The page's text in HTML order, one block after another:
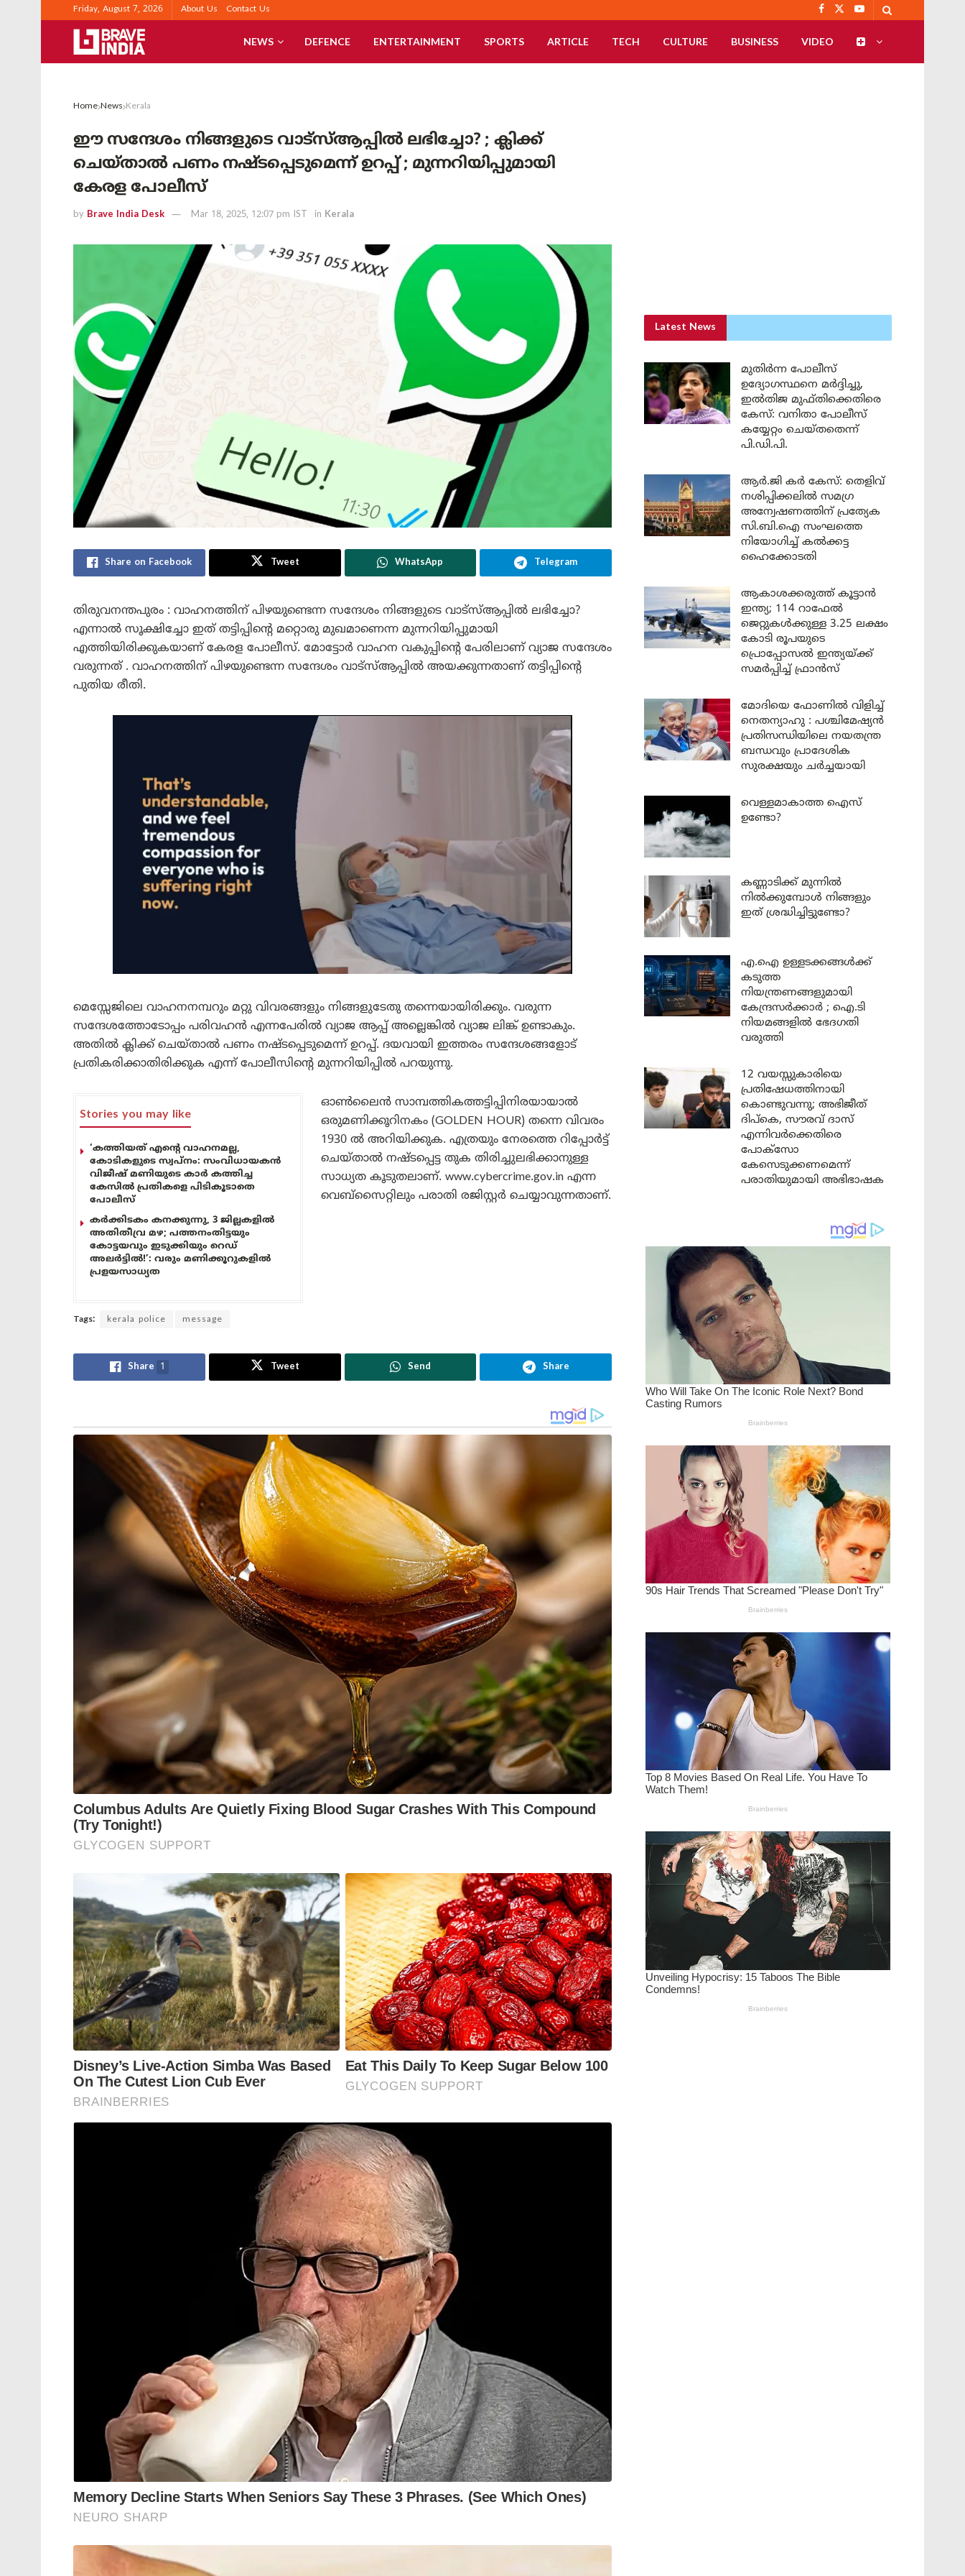
Friday, August 7, 2026 About Us Contact Us
NEWS DEFENCE ENTERTAINMENT SPORTS ARTICLE TECH CULTURE BUSINESS VIDEO
Home News Kerala
ഈ സന്ദേശം നിങ്ങളുടെ വാട്‌സ്ആപ്പിൽ ലഭിച്ചോ? ; ക്ലിക്ക്
ചെയ്താൽ പണം നഷ്ടപ്പെടുമെന്ന് ഉറപ്പ് ; മുന്നറിയിപ്പുമായി
കേരള പോലീസ്
by Brave India Desk Mar 18, 2025, 12:07 pm IST in Kerala
Share on Facebook Tweet WhatsApp Telegram
തിരുവനന്തപുരം : വാഹനത്തിന് പിഴയുണ്ടെന്ന സന്ദേശം നിങ്ങളുടെ വാട്‌സ്ആപ്പിൽ ലഭിച്ചോ?
എന്നാൽ സൂക്ഷിച്ചോ ഇത് തട്ടിപ്പിന്റെ മറ്റൊരു മുഖമാണെന്ന മുന്നറിയിപ്പുമായി
എത്തിയിരിക്കുകയാണ് കേരള പോലീസ്. മോട്ടോർ വാഹന വകുപ്പിന്റെ പേരിലാണ് വ്യാജ സന്ദേശം
വരുന്നത് . വാഹനത്തിന് പിഴയുണ്ടെന്ന സന്ദേശം വാട്‌സ്ആപ്പിൽ അയക്കുന്നതാണ് തട്ടിപ്പിന്റെ
പുതിയ രീതി.
മെസ്സേജിലെ വാഹനനമ്പറും മറ്റു വിവരങ്ങളും നിങ്ങളുടേതു തന്നെയായിരിക്കും. വരുന്ന
സന്ദേശത്തോടോപ്പം പരിവഹൻ എന്നപേരിൽ വ്യാജ ആപ്പ് അല്ലെങ്കിൽ വ്യാജ ലിങ്ക് ഉണ്ടാകും.
അതിൽ ക്ലിക്ക് ചെയ്താൽ പണം നഷ്ടപ്പെടുമെന്ന് ഉറപ്പ്. ദയവായി ഇത്തരം സന്ദേശങ്ങളോട്
പ്രതികരിക്കാതിരിക്കുക എന്ന് പോലീസിന്റെ മുന്നറിയിപ്പിൽ പറയുന്നു.
Stories you may like
‘കത്തിയത് എന്റെ വാഹനമല്ല,
കോടികളുടെ സ്വപ്നം: സംവിധായകൻ
വിജീഷ് മണിയുടെ കാർ കത്തിച്ച
കേസിൽ പ്രതികളെ പിടികൂടാതെ
പോലീസ്
കർക്കിടകം കനക്കുന്നു, 3 ജില്ലകളിൽ
അതിതീവ്ര മഴ; പത്തനംതിട്ടയും
കോട്ടയവും ഇടുക്കിയും റെഡ്
അലർട്ടിൽ!’: വരും മണിക്കൂറുകളിൽ
പ്രളയസാധ്യത
ഓൺലൈൻ സാമ്പത്തികത്തട്ടിപ്പിനിരയായാൽ
ഒരുമണിക്കൂറിനകം (GOLDEN HOUR) തന്നെ വിവരം
1930 ൽ അറിയിക്കുക. എത്രയും നേരത്തെ റിപ്പോർട്ട്
ചെയ്താൽ നഷ്ടപ്പെട്ട തുക തിരിച്ചുലഭിക്കാനുള്ള
സാധ്യത കൂടുതലാണ്. www.cybercrime.gov.in എന്ന
വെബ്‌സൈറ്റിലും പരാതി രജിസ്റ്റർ ചെയ്യാവുന്നതാണ്.
Tags: kerala police message
Share 1 Tweet Send Share
Latest News
മുതിർന്ന പോലീസ്
ഉദ്യോഗസ്ഥനെ മർദ്ദിച്ചു,
ഇൽതിജ മുഫ്തിക്കെതിരെ
കേസ്: വനിതാ പോലീസ്
കയ്യേറ്റം ചെയ്തതെന്ന്
പി.ഡി.പി.
ആർ.ജി കർ കേസ്: തെളിവ്
നശിപ്പിക്കലിൽ സമഗ്ര
അന്വേഷണത്തിന് പ്രത്യേക
സി.ബി.ഐ സംഘത്തെ
നിയോഗിച്ച് കൽക്കട്ട
ഹൈക്കോടതി
ആകാശക്കരുത്ത് കൂട്ടാൻ
ഇന്ത്യ; 114 റാഫേൽ
ജെറ്റുകൾക്കുള്ള 3.25 ലക്ഷം
കോടി രൂപയുടെ
പ്രൊപ്പോസൽ ഇന്ത്യയ്ക്ക്
സമർപ്പിച്ച് ഫ്രാൻസ്
മോദിയെ ഫോണിൽ വിളിച്ച്
നെതന്യാഹു : പശ്ചിമേഷ്യൻ
പ്രതിസന്ധിയിലെ നയതന്ത്ര
ബന്ധവും പ്രാദേശിക
സുരക്ഷയും ചർച്ചയായി
വെള്ളമാകാത്ത ഐസ്
ഉണ്ടോ?
കണ്ണാടിക്ക് മുന്നിൽ
നിൽക്കുമ്പോൾ നിങ്ങളും
ഇത് ശ്രദ്ധിച്ചിട്ടുണ്ടോ?
എ.ഐ ഉള്ളടക്കങ്ങൾക്ക്
കടുത്ത
നിയന്ത്രണങ്ങളുമായി
കേന്ദ്രസർക്കാർ ; ഐ.ടി
നിയമങ്ങളിൽ ഭേദഗതി
വരുത്തി
12 വയസ്സുകാരിയെ
പ്രതിഷേധത്തിനായി
കൊണ്ടുവന്നു; അഭിജീത്
ദിപ്കെ, സൗരവ് ദാസ്
എന്നിവർക്കെതിരെ
പോക്സോ
കേസെടുക്കണമെന്ന്
പരാതിയുമായി അഭിഭാഷക